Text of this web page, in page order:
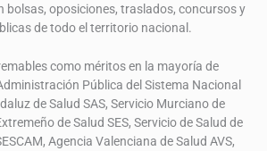
bolsas, oposiciones, traslados, concursos y
de todo el territorio nacional.
como méritos en la mayoría de
Pública del Sistema Nacional
de Salud SAS, Servicio Murciano de
de Salud SES, Servicio de Salud de
Agencia Valenciana de Salud AVS,